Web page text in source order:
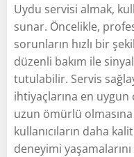
Uydu servisi almak,
sunar. Öncelikle,
sorunların hızlı bir
düzenli bakım ile
tutulabilir. Servis
ihtiyaçlarına en
uzun ömürlü
kullanıcıların daha
deneyimi